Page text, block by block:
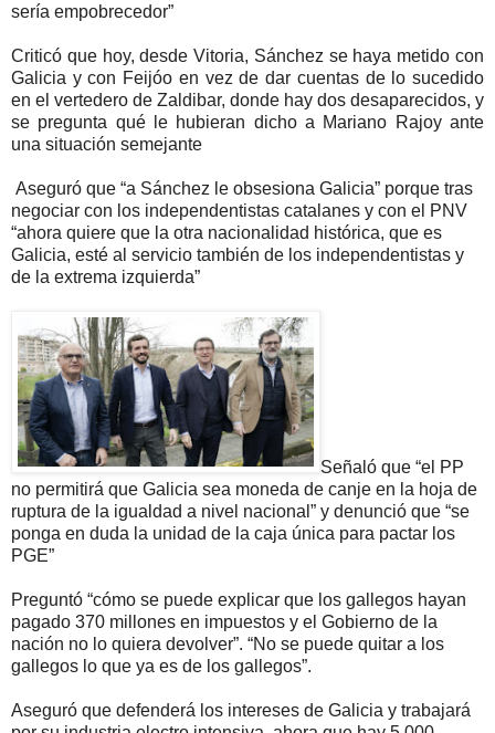
sería empobrecedor”
Criticó que hoy, desde Vitoria, Sánchez se haya metido con
Galicia y con Feijóo en vez de dar cuentas de lo sucedido
en el vertedero de Zaldibar, donde hay dos desaparecidos, y
se pregunta qué le hubieran dicho a Mariano Rajoy ante
una situación semejante
Aseguró que “a Sánchez le obsesiona Galicia” porque tras
negociar con los independentistas catalanes y con el PNV
“ahora quiere que la otra nacionalidad histórica, que es
Galicia, esté al servicio también de los independentistas y
de la extrema izquierda”
Señaló que “el PP
no permitirá que Galicia sea moneda de canje en la hoja de
ruptura de la igualdad a nivel nacional” y denunció que “se
ponga en duda la unidad de la caja única para pactar los
PGE”
Preguntó “cómo se puede explicar que los gallegos hayan
pagado 370 millones en impuestos y el Gobierno de la
nación no lo quiera devolver”. “No se puede quitar a los
gallegos lo que ya es de los gallegos”.
Aseguró que defenderá los intereses de Galicia y trabajará